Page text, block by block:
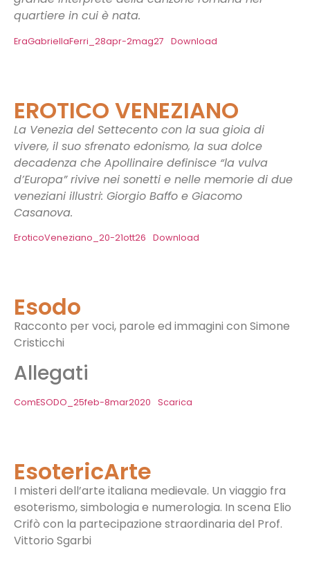
quartiere in cui è nata.
EraGabriellaFerri_28apr-2mag27 Download
EROTICO VENEZIANO
La Venezia del Settecento con la sua gioia di
vivere, il suo sfrenato edonismo, la sua dolce
decadenza che Apollinaire definisce “la vulva
d’Europa” rivive nei sonetti e nelle memorie di due
veneziani illustri: Giorgio Baffo e Giacomo
Casanova.
EroticoVeneziano_20-21ott26 Download
Esodo
Racconto per voci, parole ed immagini con Simone
Cristicchi
Allegati
ComESODO_25feb-8mar2020 Scarica
EsotericArte
I misteri dell’arte italiana medievale. Un viaggio fra
esoterismo, simbologia e numerologia. In scena Elio
Crifò con la partecipazione straordinaria del Prof.
Vittorio Sgarbi